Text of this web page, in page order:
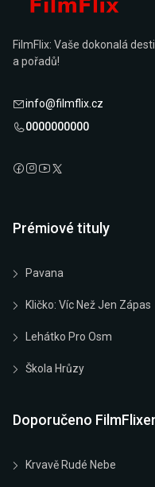
FilmFlix: Vaše dokonalá
a pořadů!
info@filmflix.cz
0000000000
Prémiové tituly
Pavana
Kličko: Víc Než Jen Zápas
Lehátko Pro Osm
Škola Hrůzy
Doporučeno
Krvavě Rudé Nebe